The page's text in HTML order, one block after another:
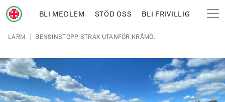
Hoppa till huvudinnehåll
BLI MEDLEM STÖD OSS BLI FRIVILLIG
Länkstig
LARM | BENSINSTOPP STRAX UTANFÖR KRÅMÖ.